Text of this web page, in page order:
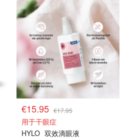
€15.95 €17.95
用于干眼症
HYLO 双效滴眼液